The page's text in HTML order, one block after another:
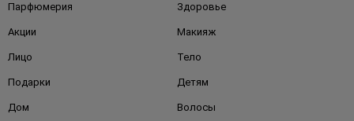
Парфюмерия Здоровье
Акции Макияж
Лицо Тело
Подарки Детям
Дом Волосы